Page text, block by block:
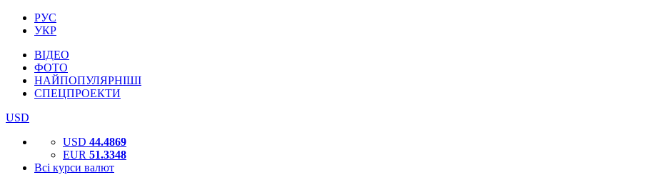
РУС
УКР
ВІДЕО
ФОТО
НАЙПОПУЛЯРНІШІ
СПЕЦПРОЕКТИ
USD
USD 44.4869
EUR 51.3348
Всі курси валют